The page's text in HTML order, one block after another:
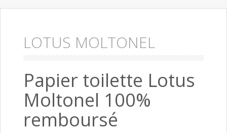
LOTUS MOLTONEL
Papier toilette Lotus
Moltonel 100%
remboursé